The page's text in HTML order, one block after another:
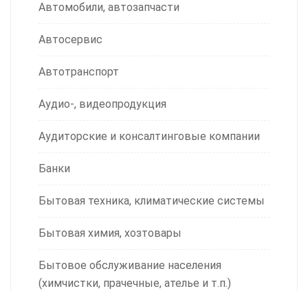
Автомобили, автозапчасти
Автосервис
Автотранспорт
Аудио-, видеопродукция
Аудиторские и консалтинговые компании
Банки
Бытовая техника, климатические системы
Бытовая химия, хозтовары
Бытовое обслуживание населения
(химчистки, прачечные, ателье и т.п.)